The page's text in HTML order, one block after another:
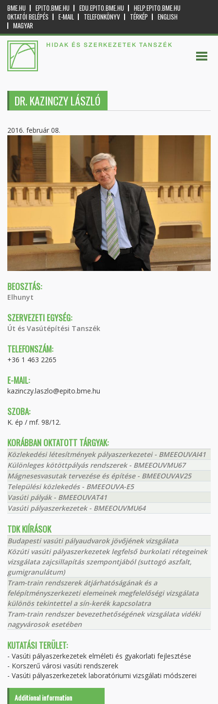
BME.HU EPITO.BME.HU EDU.EPITO.BME.HU
HELP.EPITO.BME.HU
OKTATÓI BELÉPÉS
E-MAIL TELEFONKÖNYV TÉRKÉP
ENGLISH
MAGYAR
HIDAK ÉS SZERKEZETEK TANSZÉK
DR. KAZINCZY LÁSZLÓ
2016. február 08.
BEOSZTÁS:
Elhunyt
SZERVEZETI EGYSÉG:
Út és Vasútépítési Tanszék
TELEFONSZÁM:
+36 1 463 2265
E-MAIL:
kazinczy.laszlo@epito.bme.hu
SZOBA:
K. ép / mf. 98/12.
KORÁBBAN OKTATOTT TÁRGYAK:
Közlekedési létesítmények pályaszerkezetei - BMEEOUVAI41
Különleges kötöttpályás rendszerek - BMEEOUVMU67
Mágnesesvasutak tervezése és építése - BMEEOUVAV25
Települési közlekedés - BMEEOUVA-E5
Vasúti pályák - BMEEOUVAT41
Vasúti pályaszerkezetek - BMEEOUVMU64
TDK KIÍRÁSOK
Budapesti vasúti pályaudvarok jövőjének vizsgálata
Közúti vasúti pályaszerkezetek legfelső burkolati rétegeinek
vizsgálata zajcsillapítás szempontjából (suttogó aszfalt,
gumigranulátum)
Tram-train rendszerek átjárhatóságának és a
felépítményszerkezeti elemeinek megfelelőségi vizsgálata
különös tekintettel a sín-kerék kapcsolatra
Tram-train rendszer bevezethetőségének vizsgálata vidéki
nagyvárosok esetében
KUTATÁSI TERÜLET:
- Vasúti pályaszerkezetek elméleti és gyakorlati fejlesztése
- Korszerű városi vasúti rendszerek
- Vasúti pályaszerkezetek laboratóriumi vizsgálati módszerei
Additional information